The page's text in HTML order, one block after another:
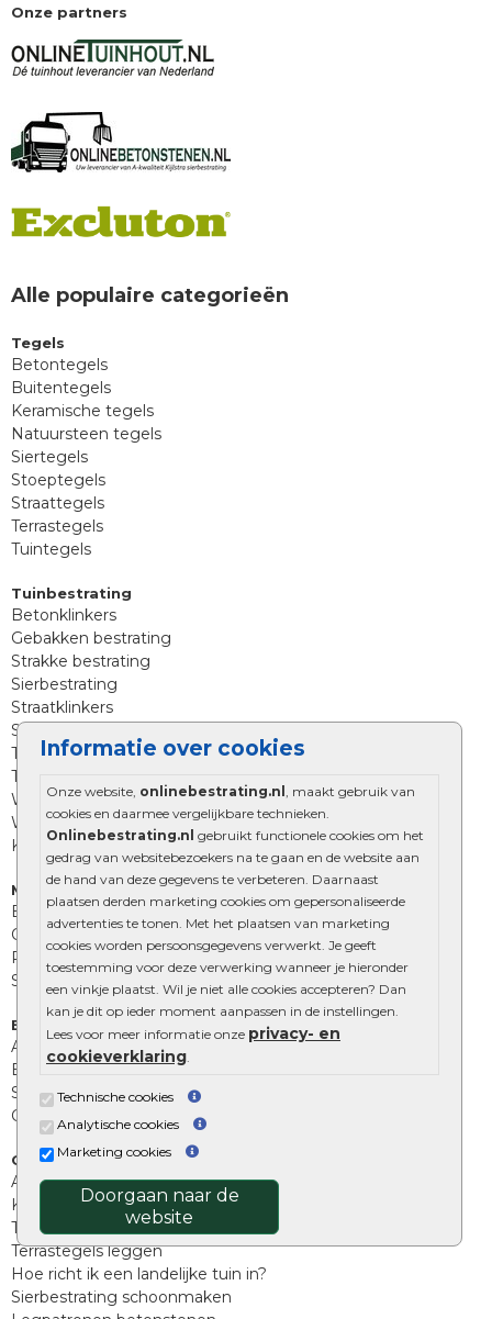
Informatie over cookies
Onze website, onlinebestrating.nl , maakt gebruik van
cookies en daarmee vergelijkbare technieken.
Onlinebestrating.nl gebruikt functionele cookies om het
gedrag van websitebezoekers na te gaan en de website aan
de hand van deze gegevens te verbeteren. Daarnaast
plaatsen derden marketing cookies om gepersonaliseerde
advertenties te tonen. Met het plaatsen van marketing
cookies worden persoonsgegevens verwerkt. Je geeft
toestemming voor deze verwerking wanneer je hieronder
een vinkje plaatst. Wil je niet alle cookies accepteren? Dan
kan je dit op ieder moment aanpassen in de instellingen.
Lees voor meer informatie onze privacy- en
cookieverklaring.
Technische cookies
Analytische cookies
Marketing cookies
Doorgaan naar de
website
Onze partners
Alle populaire categorieën
Tegels
Betontegels
Buitentegels
Keramische tegels
Natuursteen tegels
Siertegels
Stoeptegels
Straattegels
Terrastegels
Tuintegels
Tuinbestrating
Betonklinkers
Gebakken bestrating
Strakke bestrating
Sierbestrating
Straatklinkers
Straatstenen
Trommelstenen
Tuinstenen
Waalformaat
Wildverband bestrating
Kingstones
Muurelementen
Betonbielzen
Opsluitbanden
Palissades
Stapelblokken
Extra benodigdheden
Afwatering en diversen
Beplantings en betonelementen
Split, grind en zand
Oprit tegels
Overig
Aanbiedingen
Kunstgras
Tuintegels outlet
Terrastegels leggen
Hoe richt ik een landelijke tuin in?
Sierbestrating schoonmaken